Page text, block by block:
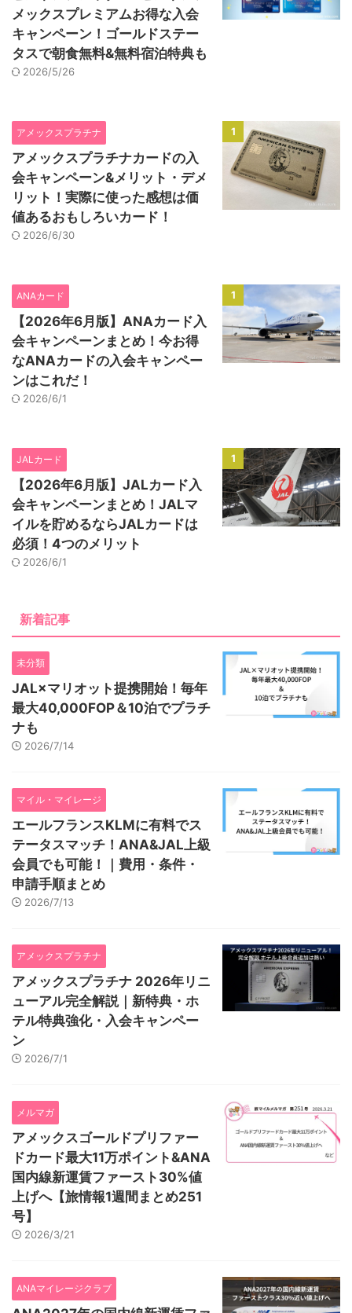
メックスプレミアムお得な入会
キャンペーン！ゴールドステー
タスで朝食無料&無料宿泊特典も
2026/5/26
1
アメックスプラチナ
アメックスプラチナカードの入
会キャンペーン&メリット・デメ
リット！実際に使った感想は価
値あるおもしろいカード！
2026/6/30
1
ANAカード
【2026年6月版】ANAカード入
会キャンペーンまとめ！今お得
なANAカードの入会キャンペー
ンはこれだ！
2026/6/1
1
JALカード
【2026年6月版】JALカード入
会キャンペーンまとめ！JALマ
イルを貯めるならJALカードは
必須！4つのメリット
2026/6/1
新着記事
未分類
JAL×マリオット提携開始！毎年
最大40,000FOP＆10泊でプラチ
ナも
2026/7/14
マイル・マイレージ
エールフランスKLMに有料でス
テータスマッチ！ANA&JAL上級
会員でも可能！｜費用・条件・
申請手順まとめ
2026/7/13
アメックスプラチナ
アメックスプラチナ 2026年リニ
ューアル完全解説｜新特典・ホ
テル特典強化・入会キャンペー
ン
2026/7/1
メルマガ
アメックスゴールドプリファー
ドカード最大11万ポイント&ANA
国内線新運賃ファースト30%値
上げへ【旅情報1週間まとめ251
号】
2026/3/21
ANAマイレージクラブ